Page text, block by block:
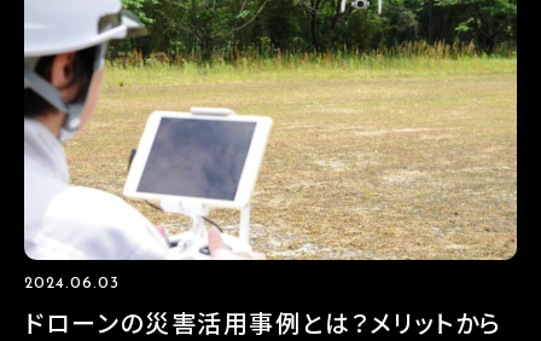
2024.06.03
ドローンの災害活用事例とは？メリットから